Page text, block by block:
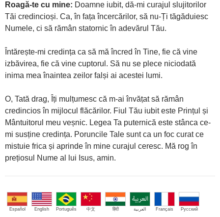
Roagă-te cu mine: Doamne iubit, dă-mi curajul slujitorilor
Tăi credincioși. Ca, în fața încercărilor, să nu-Ți tăgăduiesc
Numele, ci să rămân statornic în adevărul Tău.
Întărește-mi credința ca să mă încred în Tine, fie că vine
izbăvirea, fie că vine cuptorul. Să nu se plece niciodată
inima mea înaintea zeilor falși ai acestei lumi.
O, Tată drag, Îți mulțumesc că m-ai învățat să rămân
credincios în mijlocul flăcărilor. Fiul Tău iubit este Prințul și
Mântuitorul meu veșnic. Legea Ta puternică este stânca ce-
mi susține credința. Poruncile Tale sunt ca un foc curat ce
mistuie frica și aprinde în mine curajul ceresc. Mă rog în
prețiosul Nume al lui Isus, amin.
Español English Português 中文 हिंदी العربية Français Русский